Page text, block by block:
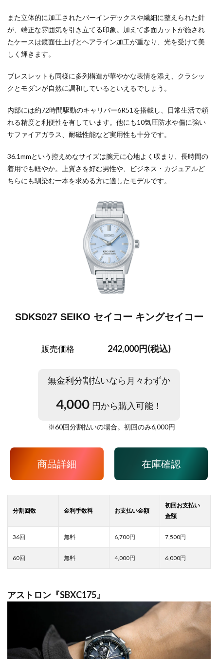
また立体的に加工されたバーインデックスや繊細に整えられた針
が、端正な雰囲気を引き立てる印象。加えて多面カットが施され
たケースは鏡面仕上げとヘアライン加工が重なり、光を受けて美
しく輝きます。
ブレスレットも同様に多列構造が華やかな表情を添え、クラシッ
クとモダンが自然に調和しているといえるでしょう。
内部には約72時間駆動のキャリバー6R51を搭載し、日常生活で頼
れる精度と利便性を有しています。他にも10気圧防水や傷に強い
サファイアガラス、耐磁性能など実用性も十分です。
36.1mmという控えめなサイズは腕元に心地よく収まり、長時間の
着用でも軽やか。上質さを好む男性や、ビジネス・カジュアルど
ちらにも馴染む一本を求める方に適したモデルです。
SDKS027 SEIKO セイコー キングセイコー
販売価格 242,000円(税込)
無金利分割払いなら月々わずか
4,000 円から購入可能！
※60回分割払いの場合。初回のみ6,000円
商品詳細 在庫確認
6,700 7,500
4,000 6,000
アストロン『SBXC175』